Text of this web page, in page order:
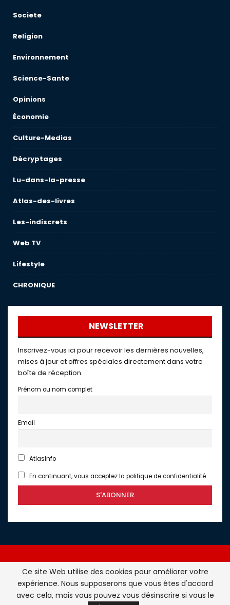
Societe
Religion
Environnement
Science-Sante
Opinions
Économie
Culture-Medias
Décryptages
Lu-dans-la-presse
Atlas-des-livres
Les-indiscrets
Web TV
Lifestyle
CHRONIQUE
NEWSLETTER
Inscrivez-vous ici pour recevoir les dernières nouvelles,
mises à jour et offres spéciales directement dans votre
boîte de réception.
Prénom ou nom complet
Email
AtlasInfo
En continuant, vous acceptez la politique de confidentialité
Atlasinfo.fr : l'essentiel de l'actualité de la France et du
Maghreb © Tous Droits Réservés - Atlasinfo- 2026
Ce site Web utilise des cookies pour améliorer votre
expérience. Nous supposerons que vous êtes d'accord
avec cela, mais vous pouvez vous désinscrire si vous le